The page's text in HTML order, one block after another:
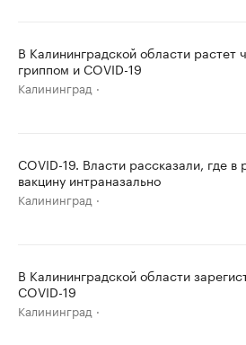
В Калининградской области растет
гриппом и COVID-19
Калининград
COVID-19. Власти рассказали, где в
вакцину интраназально
Калининград
В Калининградской области
COVID-19
Калининград